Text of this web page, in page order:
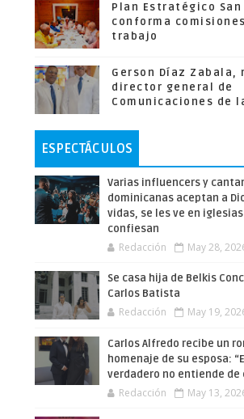
Plan Estratégico San
conforma
trabajo
Gerson Díaz Zabala,
director general de
Comunicaciones de la
ESPECTÁCULOS
Varias influencers y
dominicanas aceptan a
vidas, se les ve en
confiesan
Redacción May 28,
Se casa hija de Belkis
Carlos Batista
Redacción May 19,
Carlos Alfredo recibe un
homenaje de su esposa:
verdadero no entiende de
Redacción May 13,